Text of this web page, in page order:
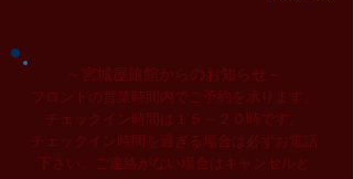
～宮城屋旅館からのお知らせ～
フロントの営業時間内でご予約を承ります。
チェックイン時間は１５～２０時です。
チェックイン時間を過ぎる場合は必ずお電話
下さい。ご連絡がない場合はキャンセルと